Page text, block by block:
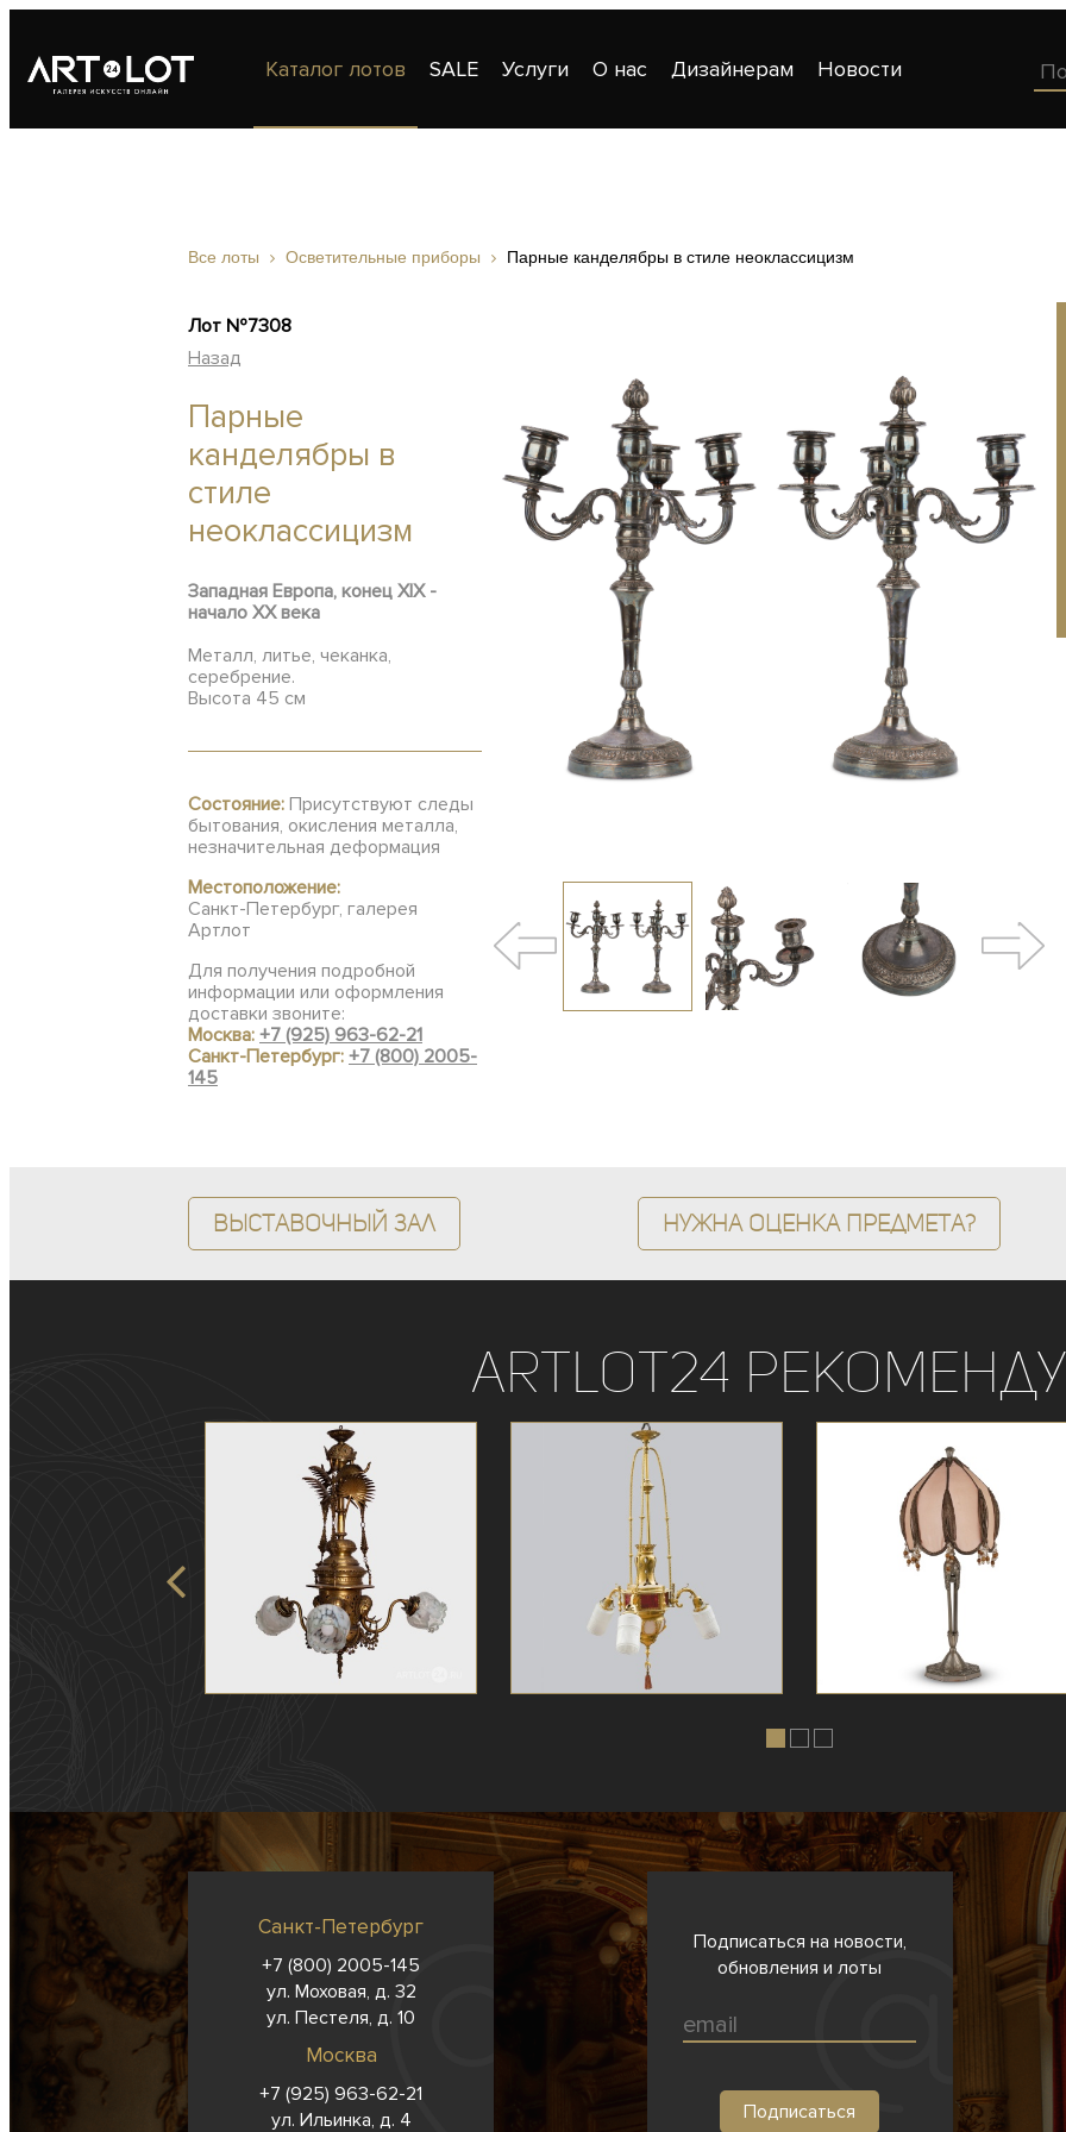
Каталог лотов SALE Услуги О нас Дизайнерам Новости
Все лоты Осветительные приборы Парные канделябры в стиле неоклассицизм
Лот №7308
Назад
Парные
канделябры в
стиле
неоклассицизм
Западная Европа, конец XIX -
начало ХХ века
Металл, литье, чеканка,
серебрение.
Высота 45 см
Состояние: Присутствуют следы
бытования, окисления металла,
незначительная деформация
Местоположение:
Санкт-Петербург, галерея
Артлот
Для получения подробной
информации или оформления
доставки звоните:
Москва: +7 (925) 963-62-21
Санкт-Петербург: +7 (800) 2005-
145
Выставочный зал Нужна оценка предмета?
ArtLot24
Санкт-Петербург
+7 (800) 2005-145
ул. Моховая, д. 32
ул. Пестеля, д. 10
Москва
+7 (925) 963-62-21
ул. Ильинка, д. 4
Подписаться на новости,
обновления и лоты